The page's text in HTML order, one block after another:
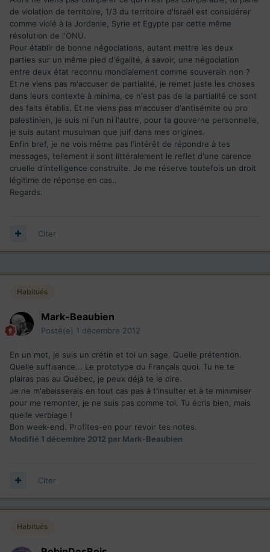
de violation de territoire, 1/3 du territoire d'Israël est considérer
comme violé à la Jordanie, Syrie et Egypte par cette même
résolution de l'ONU.
Pour établir de bonne négociations, autant mettre les deux
parties sur un même pied d'égalité, à savoir, une négociation
entre deux état reconnu mondialement comme souverain non ?
Et ne viens pas m'accuser de partialité, je remet juste les choses
dans leurs contexte à minima, ce n'est pas de la partialité ce sont
des faits établis. Et ne viens pas m'accuser d'antisémite ou pro
palestinien, je suis ni l'un ni l'autre, pour ta gouverne personnelle,
je suis autant musulman que juif dans mes origines.
Enfin bref, je ne vois même pas l'intérêt de répondre à tes
messages, tellement il sont littéralement le reflet d'une carence
cruelle d'intelligence construite. Je me réserve toutefois un droit
légitime de réponse en cas..
Regards.
Citer
Habitués
Mark-Beaubien
Posté(e) 1 décembre 2012
En un mot, je suis un crétin et toi un sage. Quelle prétention.
Quelle suffisance... Le prototype du Français quoi. Tu ne te
plairas pas au Québec, je peux déjà te le dire.
Je ne m'abaisserais en tout cas pas à t'insulter et à te minimiser
pour me remonter, je ne suis pas comme toi. Tu écris bien, mais
quelle verbiage !
Bon week-end. Profites-en pour revoir tes notes.
Modifié 1 décembre 2012 par Mark-Beaubien
Citer
Habitués